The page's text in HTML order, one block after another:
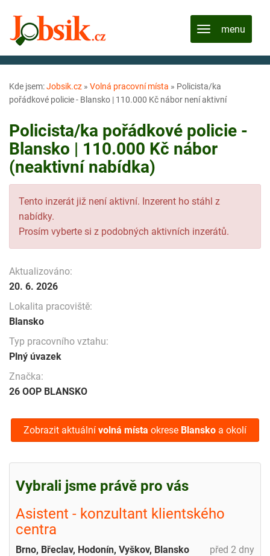
Kde jsem:Jobsik.cz » Volná pracovní místa » Policista/ka
pořádkové policie - Blansko | 110.000 Kč nábor není aktivní
Policista/ka pořádkové policie -
Blansko | 110.000 Kč nábor
(neaktivní nabídka)
Tento inzerát již není aktivní. Inzerent ho stáhl z
nabídky.
Prosím vyberte si z podobných aktivních inzerátů.
Aktualizováno:
20. 6. 2026
Lokalita pracoviště:
Blansko
Typ pracovního vztahu:
Plný úvazek
Značka:
26 OOP BLANSKO
Zobrazit aktuální volná místa okrese Blansko a okolí
Vybrali jsme právě pro vás
Asistent - konzultant klientského
centra
před 2 dny
Brno, Břeclav, Hodonín, Vyškov, Blansko